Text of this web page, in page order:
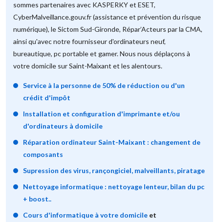
sommes partenaires avec KASPERKY et ESET,
CyberMalveillance.gouv.fr (assistance et prévention du risque
numérique), le Sictom Sud-Gironde, Répar’Acteurs par la CMA,
ainsi qu'avec notre fournisseur d'ordinateurs neuf,
bureautique, pc portable et gamer. Nous nous déplaçons à
votre domicile sur Saint-Maixant et les alentours.
Service à la personne de 50% de réduction ou d'un
crédit d'impôt
Installation et configuration d'imprimante et/ou
d'ordinateurs à domicile
Réparation ordinateur Saint-Maixant : changement de
composants
Supression des virus, rançongiciel, malveillants, piratage
Nettoyage informatique : nettoyage lenteur, bilan du pc
+ boost..
Cours d'informatique à votre domicile et